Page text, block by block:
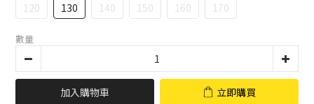
120 130 140 150 160 170
數量
加入購物車 立即購買